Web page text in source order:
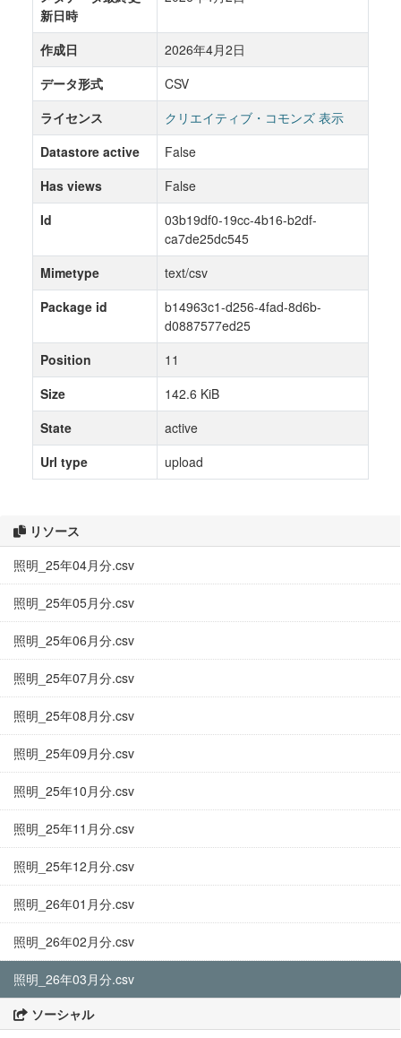
リソース
照明_25年04月分.csv
照明_25年05月分.csv
照明_25年06月分.csv
照明_25年07月分.csv
照明_25年08月分.csv
照明_25年09月分.csv
照明_25年10月分.csv
照明_25年11月分.csv
照明_25年12月分.csv
照明_26年01月分.csv
照明_26年02月分.csv
照明_26年03月分.csv
ソーシャル
新日時
作成日
2026年4月2日
データ形式
CSV
ライセンス
クリエイティブ・コモンズ 表示
Datastore active
False
Has views
False
Id
03b19df0-19cc-4b16-b2df-
ca7de25dc545
Mimetype
text/csv
Package id
b14963c1-d256-4fad-8d6b-
d0887577ed25
Position
11
Size
142.6 KiB
State
active
Url type
upload